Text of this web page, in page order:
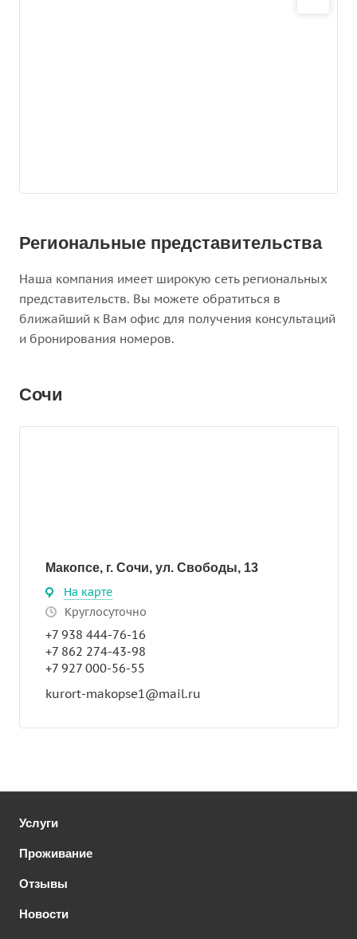
Региональные представительства
Наша компания имеет широкую сеть региональных
представительств. Вы можете обратиться в
ближайший к Вам офис для получения консультаций
и бронирования номеров.
Сочи
Макопсе, г. Сочи, ул. Свободы, 13
На карте
Круглосуточно
+7 938 444-76-16
+7 862 274-43-98
+7 927 000-56-55
kurort-makopse1@mail.ru
Услуги
Проживание
Отзывы
Новости